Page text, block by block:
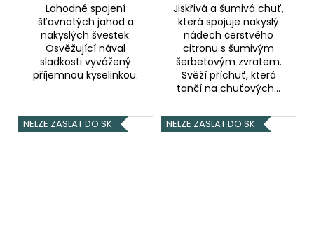
Lahodné spojení
šťavnatých jahod a
nakyslých švestek.
Osvěžující nával
sladkosti vyvážený
příjemnou kyselinkou.
Jiskřivá a šumivá chuť,
která spojuje nakyslý
nádech čerstvého
citronu s šumivým
šerbetovým zvratem.
Svěží příchuť, která
tančí na chuťových...
NELZE ZASLAT DO SK NELZE ZASLAT DO SK